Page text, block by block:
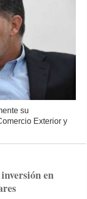
su
Exterior y
en